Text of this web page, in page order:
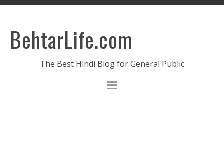
BehtarLife.com
The Best Hindi Blog for General Public